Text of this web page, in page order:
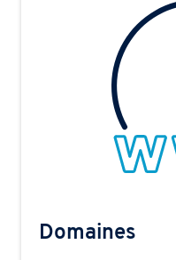
Domaines